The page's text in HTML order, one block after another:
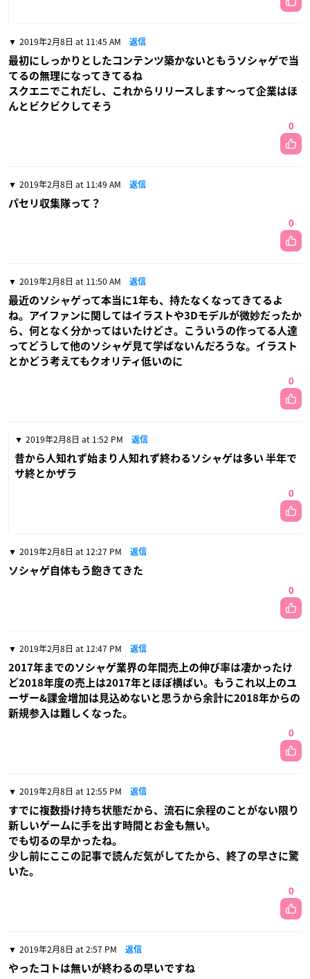
2019年2月8日 at 11:45 AM 返信
最初にしっかりとしたコンテンツ築かないともうソシャゲで当
てるの無理になってきてるね
スクエニでこれだし、これからリリースします〜って企業はほ
んとビクビクしてそう
0
2019年2月8日 at 11:49 AM 返信
パセリ収集隊って？
0
2019年2月8日 at 11:50 AM 返信
最近のソシャゲって本当に1年も、持たなくなってきてるよ
ね。アイファンに関してはイラストや3Dモデルが微妙だったか
ら、何となく分かってはいたけどさ。こういうの作ってる人達
ってどうして他のソシャゲ見て学ばないんだろうな。イラスト
とかどう考えてもクオリティ低いのに
0
2019年2月8日 at 1:52 PM 返信
昔から人知れず始まり人知れず終わるソシャゲは多い 半年で
サ終とかザラ
0
2019年2月8日 at 12:27 PM 返信
ソシャゲ自体もう飽きてきた
0
2019年2月8日 at 12:47 PM 返信
2017年までのソシャゲ業界の年間売上の伸び率は凄かったけ
ど2018年度の売上は2017年とほぼ横ばい。もうこれ以上のユ
ーザー&課金増加は見込めないと思うから余計に2018年からの
新規参入は難しくなった。
0
2019年2月8日 at 12:55 PM 返信
すでに複数掛け持ち状態だから、流石に余程のことがない限り
新しいゲームに手を出す時間とお金も無い。
でも切るの早かったね。
少し前にここの記事で読んだ気がしてたから、終了の早さに驚
いた。
0
2019年2月8日 at 2:57 PM 返信
やったコトは無いが終わるの早いですね